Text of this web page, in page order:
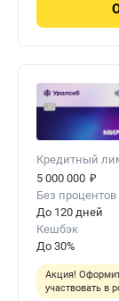
Кредитный
5 000 000 ₽
Без процентов
До 120 дней
Кешбэк
До 30%
Акция!
участвовать в